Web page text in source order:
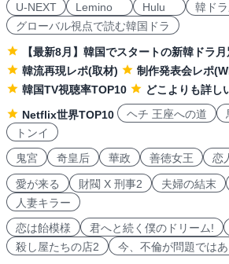
U-NEXT
Lemino Hulu
韓ド
グローバル視点で読む韓国ドラ
【最新8月】韓国でスタートの新韓ドラ
韓流再現レポ(取材)
制作発表会レポ
韓国TV視聴率TOP10
どこよりも詳し
Netflix世界TOP10
ヘチ 王座への道
トンイ
鬼宮
奇皇后 華政 善徳女王 恋
愛が来る 財閥 X 刑事2 夫婦の結末
人妻キラー
恋は飴模様
君へと続く僕のドリーム!
殺し屋たちの店2
今、不倫が問題では